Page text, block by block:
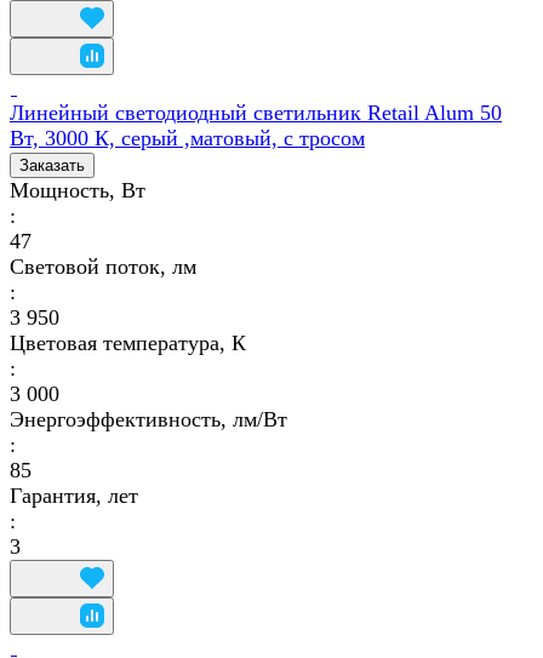
Линейный светодиодный светильник Retail Alum 50
Вт, 3000 К, серый ,матовый, с тросом
Заказать
Мощность, Вт
:
47
Световой поток, лм
:
3 950
Цветовая температура, К
:
3 000
Энергоэффективность, лм/Вт
:
85
Гарантия, лет
:
3